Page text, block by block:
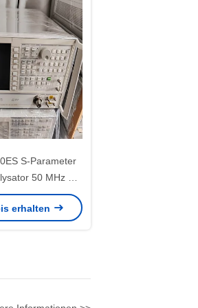
S-Parameter
50 MHz bis
Gebraucht
VNAerhalten